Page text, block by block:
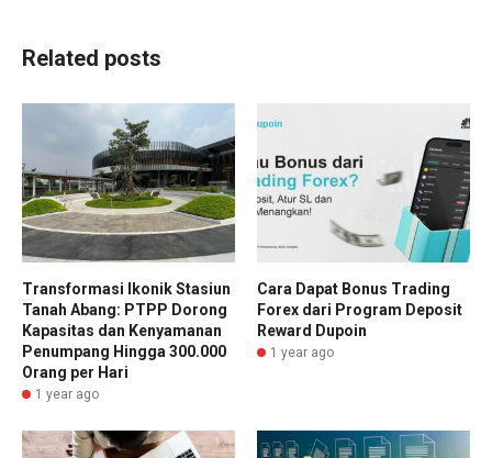
Related posts
Transformasi Ikonik Stasiun
Tanah Abang: PTPP Dorong
Kapasitas dan Kenyamanan
Penumpang Hingga 300.000
Orang per Hari
1 year ago
Cara Dapat Bonus Trading
Forex dari Program Deposit
Reward Dupoin
1 year ago